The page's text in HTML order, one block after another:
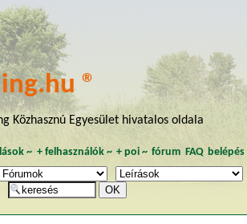
®
Közhasznú Egyesület hivatalos oldala
~ + felhasználók~ + poi~ fórum FAQ belépés